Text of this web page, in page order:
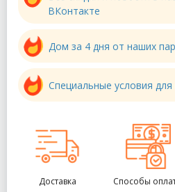
ВКонтакте
Дом за 4 дня от наших
Специальные условия для
Доставка Способы